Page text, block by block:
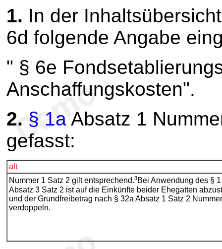
1. In der
6d folgende Angabe
" § 6e
Anschaffungskosten".
2. § 1a Absatz 1
gefasst:
alt
Nummer 1 Satz 2 gilt entsprechend.3Bei Anwendung des § 1
Absatz 3 Satz 2 ist auf die Einkünfte beider Ehegatten
und der Grundfreibetrag nach § 32a Absatz 1 Satz 2
verdoppeln.